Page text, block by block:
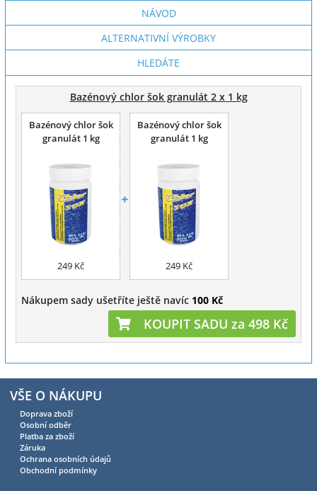
NÁVOD
ALTERNATIVNÍ VÝROBKY
HLEDÁTE
Bazénový chlor šok granulát 2 x 1 kg
Bazénový chlor šok
granulát 1 kg
249 Kč
Bazénový chlor šok
granulát 1 kg
249 Kč
Nákupem sady ušetříte ještě navíc 100 Kč
KOUPIT SADU za 498 Kč
VŠE O NÁKUPU
Doprava zboží
Osobní odběr
Platba za zboží
Záruka
Ochrana osobních údajů
Obchodní podmínky